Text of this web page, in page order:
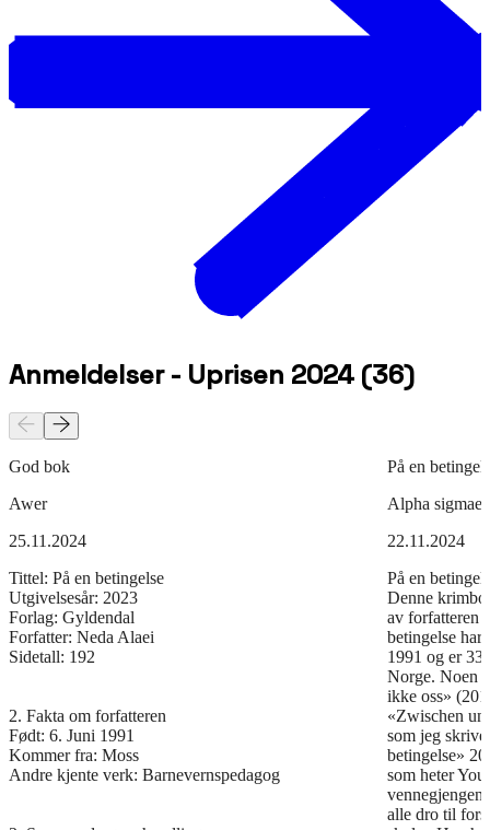
Anmeldelser - Uprisen 2024 (36)
God bok
Awer
25.11.2024
Tittel: På en betingelse
Utgivelsesår: 2023
Forlag: Gyldendal
Forfatter: Neda Alaei
Sidetall: 192
2. Fakta om forfatteren
Født: 6. Juni 1991
Kommer fra: Moss
Andre kjente verk: Barnevernspedagog
På en
Alpha
22.11.2024
På en
Denne
av forfatteren
betingelse
1991 og er 33
Norge. Noen
ikke oss»
«Zwischen
som jeg
betingelse»
som heter
vennegjengen
alle dro til